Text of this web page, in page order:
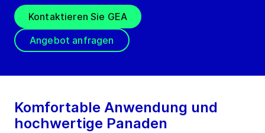
Kontaktieren Sie GEA
Angebot anfragen
Komfortable Anwendung und
hochwertige Panaden